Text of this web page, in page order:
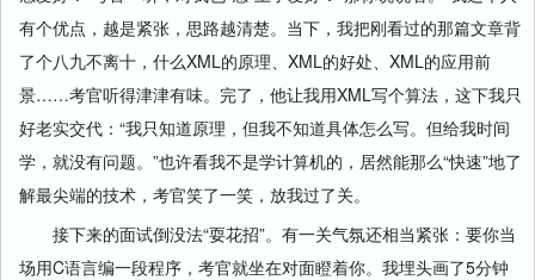
有个优点，越是紧张，思路越清楚。当下，我把刚看过的那篇文章背
了个八九不离十，什么XML的原理、XML的好处、XML的应用前
景……考官听得津津有味。完了，他让我用XML写个算法，这下我只
好老实交代：“我只知道原理，但我不知道具体怎么写。但给我时间
学，就没有问题。”也许看我不是学计算机的，居然能那么“快速”地了
解最尖端的技术，考官笑了一笑，放我过了关。
接下来的面试倒没法“耍花招”。有一关气氛还相当紧张：要你当
场用C语言编一段程序，考官就坐在对面瞪着你。我埋头画了5分钟